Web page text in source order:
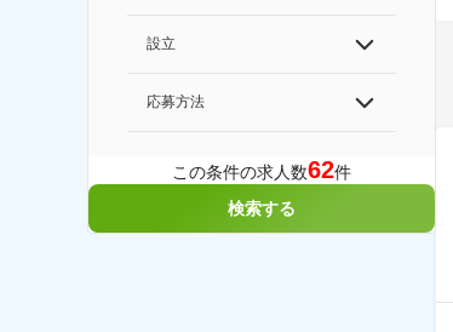
設立
応募方法
この条件の求人数62件
検索する